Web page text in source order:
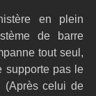
en plein
de barre
tout seul,
supporte pas le
(Après celui de